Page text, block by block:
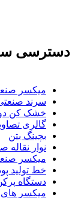
دسترسی
میکسر
سرند
خشک کن
گالری
بچينگ بتن
نوار نقاله
ميكسر
خط تولید
دستگاه
میکسر